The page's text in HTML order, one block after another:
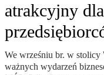
atrakcyjny
We wrześniu br. w
ważnych wydarzeń